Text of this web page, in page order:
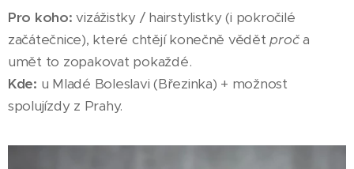
Pro koho: vizážistky / hairstylistky (i pokročilé
začátečnice), které chtějí konečně vědětproča
umět to zopakovat pokaždé.
Kde: u Mladé Boleslavi (Březinka) + možnost
spolujízdy z Prahy.